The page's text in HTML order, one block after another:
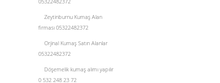
Zeytinburnu Kumaş Alan
firması 05322482372
Orjinal Kumaş Satın Alanlar
05322482372
Döşemelik kumaş alımı yapılır
0 532 248 23 72